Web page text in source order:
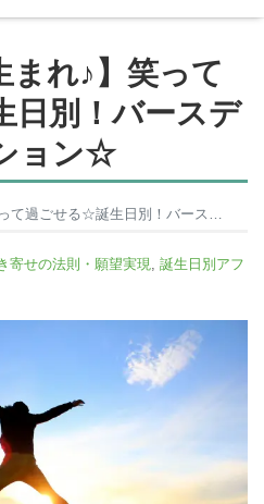
まれ♪】笑って
別！バースデ
ョン☆
る☆誕生日別！バースデーアファメーション☆
寄せの法則・願望実現
誕生日別アフ